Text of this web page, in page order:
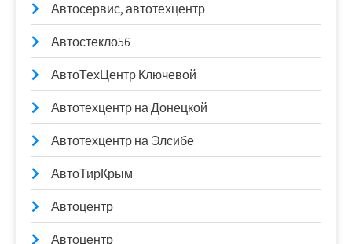
Автосервис, автотехцентр
Автостекло56
АвтоТехЦентр Ключевой
Автотехцентр на Донецкой
Автотехцентр на Элсибе
АвтоТирКрым
Автоцентр
Автоцентр